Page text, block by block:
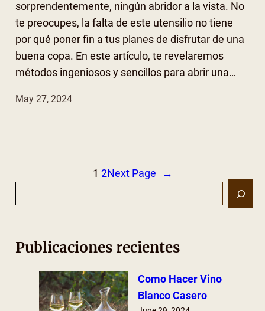
sorprendentemente, ningún abridor a la vista. No
te preocupes, la falta de este utensilio no tiene
por qué poner fin a tus planes de disfrutar de una
buena copa. En este artículo, te revelaremos
métodos ingeniosos y sencillos para abrir una…
May 27, 2024
1 2Next Page
→
e
c
Publicaciones recientes
Como Hacer Vino
Blanco Casero